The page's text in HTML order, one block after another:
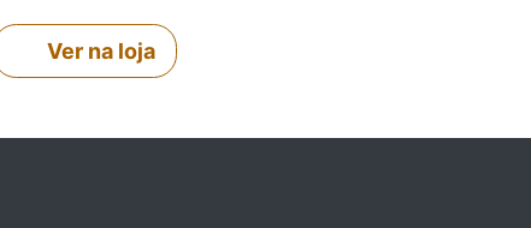
Ver na loja